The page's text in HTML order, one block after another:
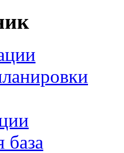
база